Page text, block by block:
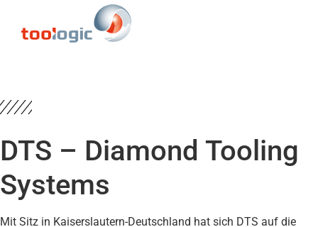
DTS – Diamond Tooling
Systems
Mit Sitz in Kaiserslautern-Deutschland hat sich DTS auf die